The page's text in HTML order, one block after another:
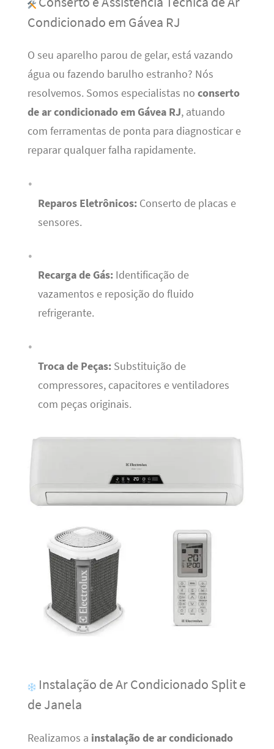
Condicionado em Gávea RJ
O seu aparelho parou de gelar, está vazando
água ou fazendo barulho estranho? Nós
resolvemos. Somos especialistas no conserto
de ar condicionado em Gávea RJ, atuando
com ferramentas de ponta para diagnosticar e
reparar qualquer falha rapidamente.
Reparos Eletrônicos:Conserto de placas e
sensores.
Recarga de Gás:Identificação de
vazamentos e reposição do fluido
refrigerante.
Troca de Peças:Substituição de
compressores, capacitores e ventiladores
com peças originais.
Instalação de Ar Condicionado Split e
de Janela
Realizamos a instalação de ar condicionado